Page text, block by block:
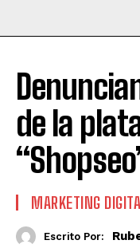
de la
MARKETING
Escrito Por: